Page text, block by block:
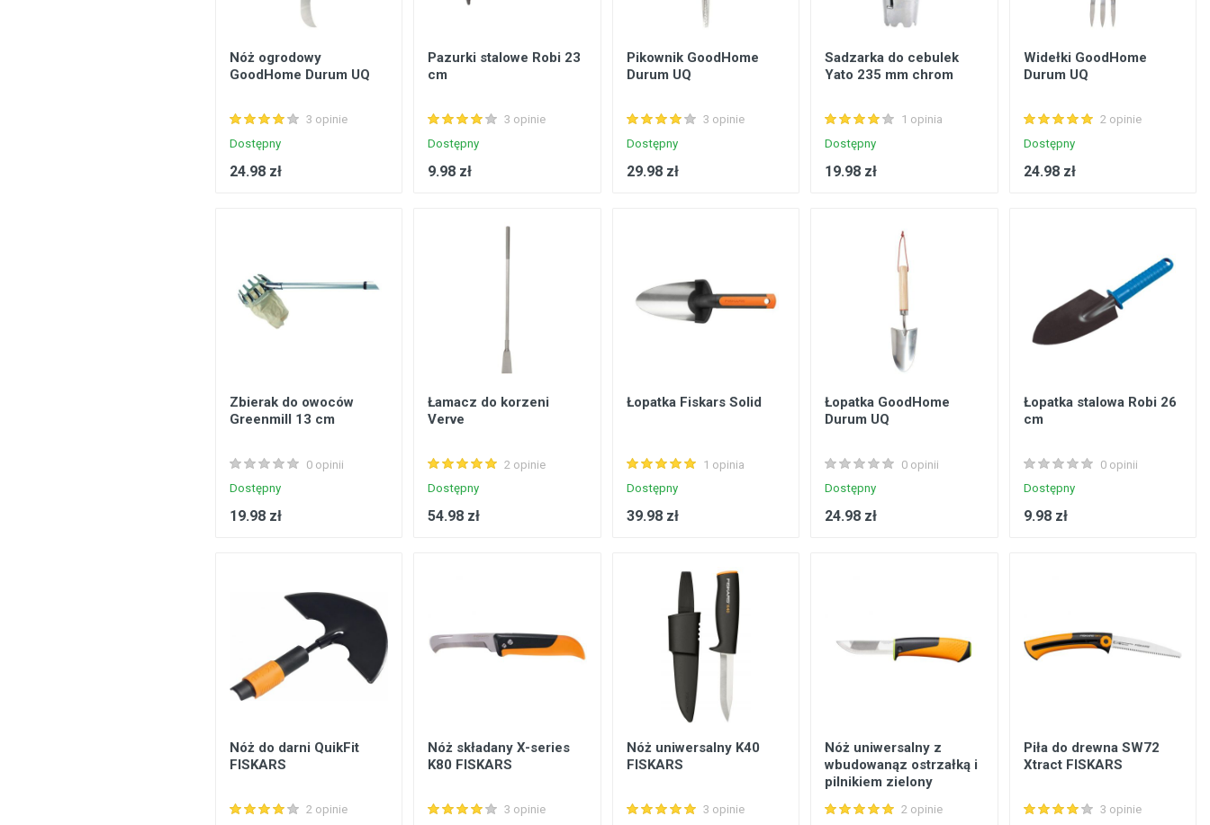
Nóż ogrodowy
GoodHome Durum UQ
3 opinie
Dostępny
24.98 zł
Pazurki stalowe Robi 23
cm
3 opinie
Dostępny
9.98 zł
Pikownik GoodHome
Durum UQ
3 opinie
Dostępny
29.98 zł
Sadzarka do cebulek
Yato 235 mm chrom
1 opinia
Dostępny
19.98 zł
Widełki GoodHome
Durum UQ
2 opinie
Dostępny
24.98 zł
Zbierak do owoców
Greenmill 13 cm
0 opinii
Dostępny
19.98 zł
Łamacz do korzeni
Verve
2 opinie
Dostępny
54.98 zł
Łopatka Fiskars Solid
1 opinia
Dostępny
39.98 zł
Łopatka GoodHome
Durum UQ
0 opinii
Dostępny
24.98 zł
Łopatka stalowa Robi 26
cm
0 opinii
Dostępny
9.98 zł
Nóż do darni QuikFit
FISKARS
2 opinie
Nóż składany X-series
K80 FISKARS
3 opinie
Nóż uniwersalny K40
FISKARS
3 opinie
Nóż uniwersalny z
wbudowanąz ostrzałką i
pilnikiem zielony
2 opinie
Piła do drewna SW72
Xtract FISKARS
3 opinie